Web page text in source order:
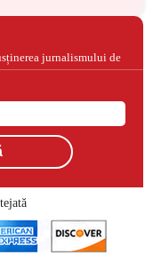
jurnalismului de